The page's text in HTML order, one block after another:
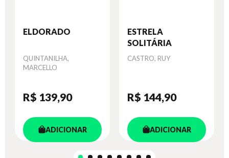
ELDORADO
Autor
QUINTANILHA,
MARCELLO
R$ 139,90
ADICIONAR
ESTRELA
SOLITÁRIA
Autor
CASTRO, RUY
R$ 144,90
ADICIONAR